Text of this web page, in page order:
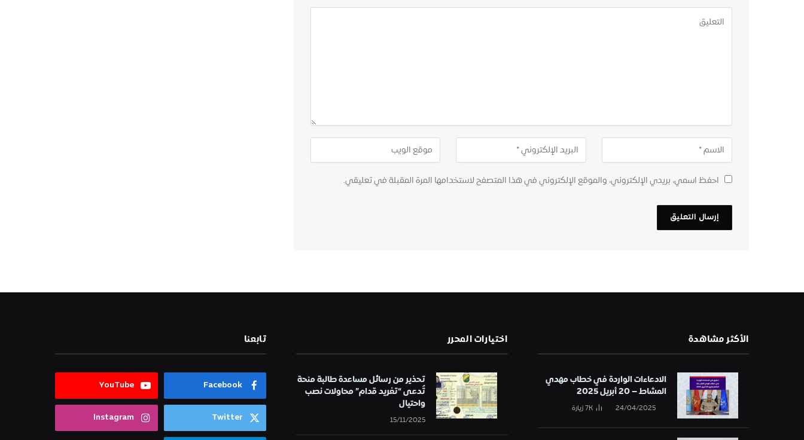
احفظ اسمي، بريدي الإلكتروني، والموقع الإلكتروني في هذا المتصفح لاستخدامها المرة المقبلة في تعليقي.
الأكثر مشاهدة
الادعاءات الواردة في خطاب مهدي
المشاط – 20 أبريل 2025
24/04/2025
7Kزيارة
اختيارات المحرر
تحذير من رسائل مساعدة طالبة منحة
تُدعى “تغريد قدام” محاولات نصب
واحتيال
15/11/2025
تابعنا
Facebook
YouTube
Twitter
Instagram